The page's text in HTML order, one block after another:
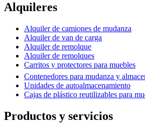
Alquileres
Alquiler de camiones de mudanza
Alquiler de van de carga
Alquiler de remolque
Alquiler de remolques
Carritos y protectores para muebles
Contenedores para mudanza y
Unidades de autoalmacenamiento
Cajas de plástico reutilizables para
Productos y servicios